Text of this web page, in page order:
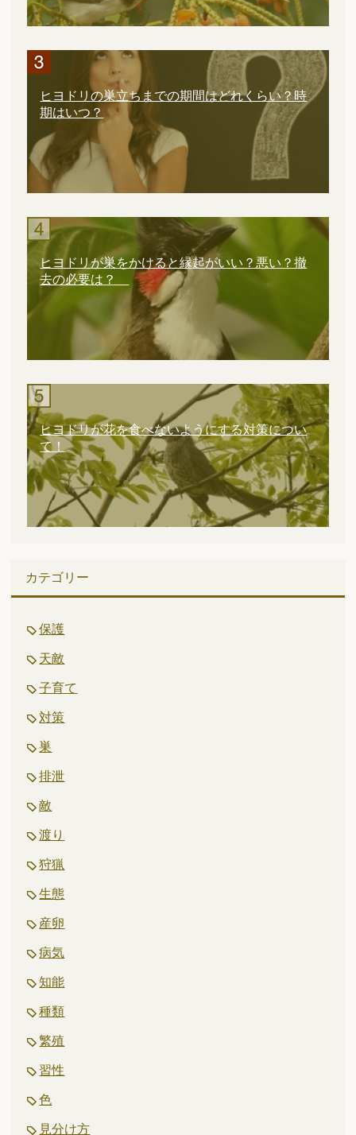
ヒヨドリの巣立ちまでの期間はどれくらい？時
期はいつ？
ヒヨドリが巣をかけると縁起がいい？悪い？撤
去の必要は？
ヒヨドリが花を食べないようにする対策につい
て！
カテゴリー
保護
天敵
子育て
対策
巣
排泄
敵
渡り
狩猟
生態
産卵
病気
知能
種類
繁殖
習性
色
見分け方